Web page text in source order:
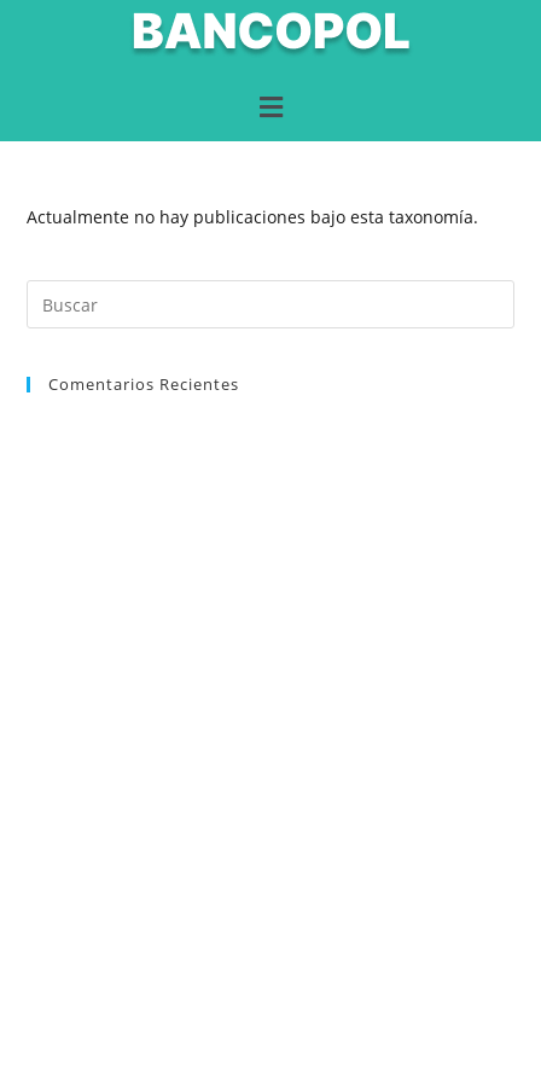
Actualmente no hay publicaciones bajo esta taxonomía.
Comentarios Recientes